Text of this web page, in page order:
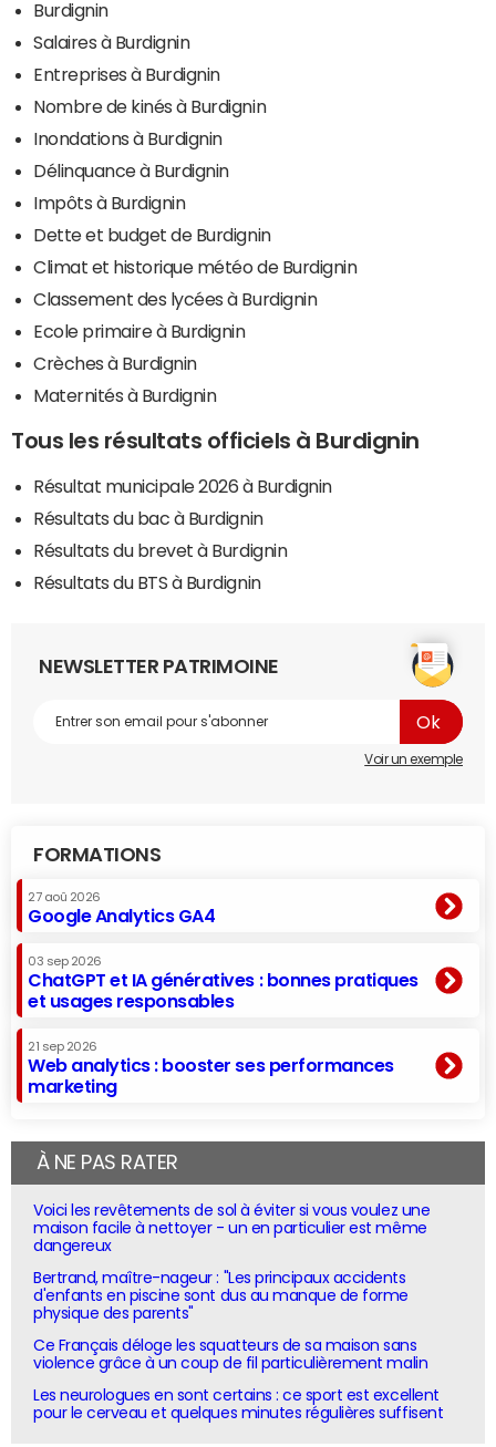
Burdignin
Salaires à Burdignin
Entreprises à Burdignin
Nombre de kinés à Burdignin
Inondations à Burdignin
Délinquance à Burdignin
Impôts à Burdignin
Dette et budget de Burdignin
Climat et historique météo de Burdignin
Classement des lycées à Burdignin
Ecole primaire à Burdignin
Crèches à Burdignin
Maternités à Burdignin
Tous les résultats officiels à Burdignin
Résultat municipale 2026 à Burdignin
Résultats du bac à Burdignin
Résultats du brevet à Burdignin
Résultats du BTS à Burdignin
NEWSLETTER PATRIMOINE
Voir un exemple
FORMATIONS
27 aoû 2026
Google Analytics GA4
03 sep 2026
ChatGPT et IA génératives : bonnes pratiques
et usages responsables
21 sep 2026
Web analytics : booster ses performances
marketing
À NE PAS RATER
Voici les revêtements de sol à éviter si vous voulez une
maison facile à nettoyer - un en particulier est même
dangereux
Bertrand, maître-nageur : "Les principaux accidents
d'enfants en piscine sont dus au manque de forme
physique des parents"
Ce Français déloge les squatteurs de sa maison sans
violence grâce à un coup de fil particulièrement malin
Les neurologues en sont certains : ce sport est excellent
pour le cerveau et quelques minutes régulières suffisent